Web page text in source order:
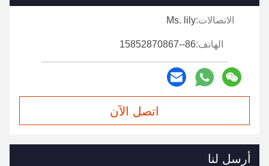
الاتصالات:Ms. lily
الهاتف:86--15852870867
اتصل الآن
أرسل لنا